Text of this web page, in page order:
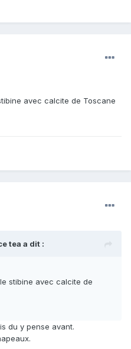
avec calcite de Toscane
tea a dit :
stibine avec calcite de
du y pense avant.